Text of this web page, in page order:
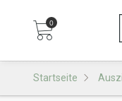
0
Startseite